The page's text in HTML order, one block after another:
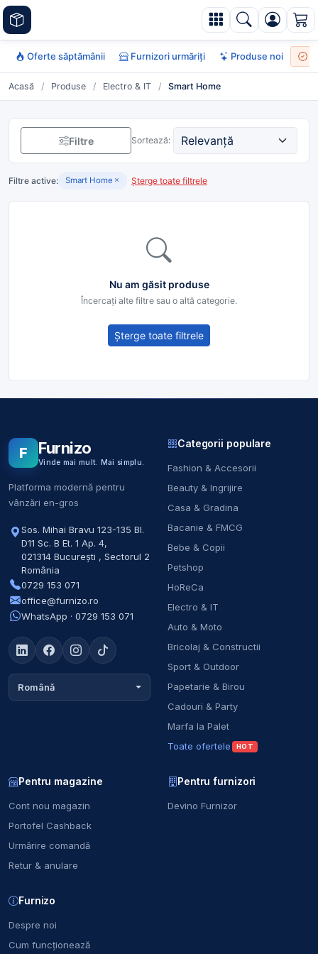
Oferte săptămânii Furnizori urmăriți Produse noi
Acasă / Produse / Electro & IT / Smart Home
Filtre Sortează:
Filtre active: Smart Home Șterge toate filtrele
Nu am găsit produse
Încercați alte filtre sau o altă categorie.
Șterge toate filtrele
F Furnizo
Vinde mai mult. Mai simplu.
Platforma modernă pentru
vânzări en-gros
Sos. Mihai Bravu 123-135 Bl.
D11 Sc. B Et. 1 Ap. 4,
021314 București , Sectorul 2
România
0729 153 071
office@furnizo.ro
WhatsApp · 0729 153 071
Română
Categorii populare
Fashion & Accesorii
Beauty & Ingrijire
Casa & Gradina
Bacanie & FMCG
Bebe & Copii
Petshop
HoReCa
Electro & IT
Auto & Moto
Bricolaj & Constructii
Sport & Outdoor
Papetarie & Birou
Cadouri & Party
Marfa la Palet
Toate ofertele
HOT
Pentru magazine
Cont nou magazin
Portofel Cashback
Urmărire comandă
Retur & anulare
Pentru furnizori
Devino Furnizor
Furnizo
Despre noi
Cum funcționează